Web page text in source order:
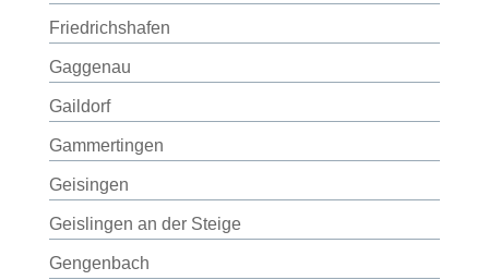
Friedrichshafen
Gaggenau
Gaildorf
Gammertingen
Geisingen
Geislingen an der Steige
Gengenbach